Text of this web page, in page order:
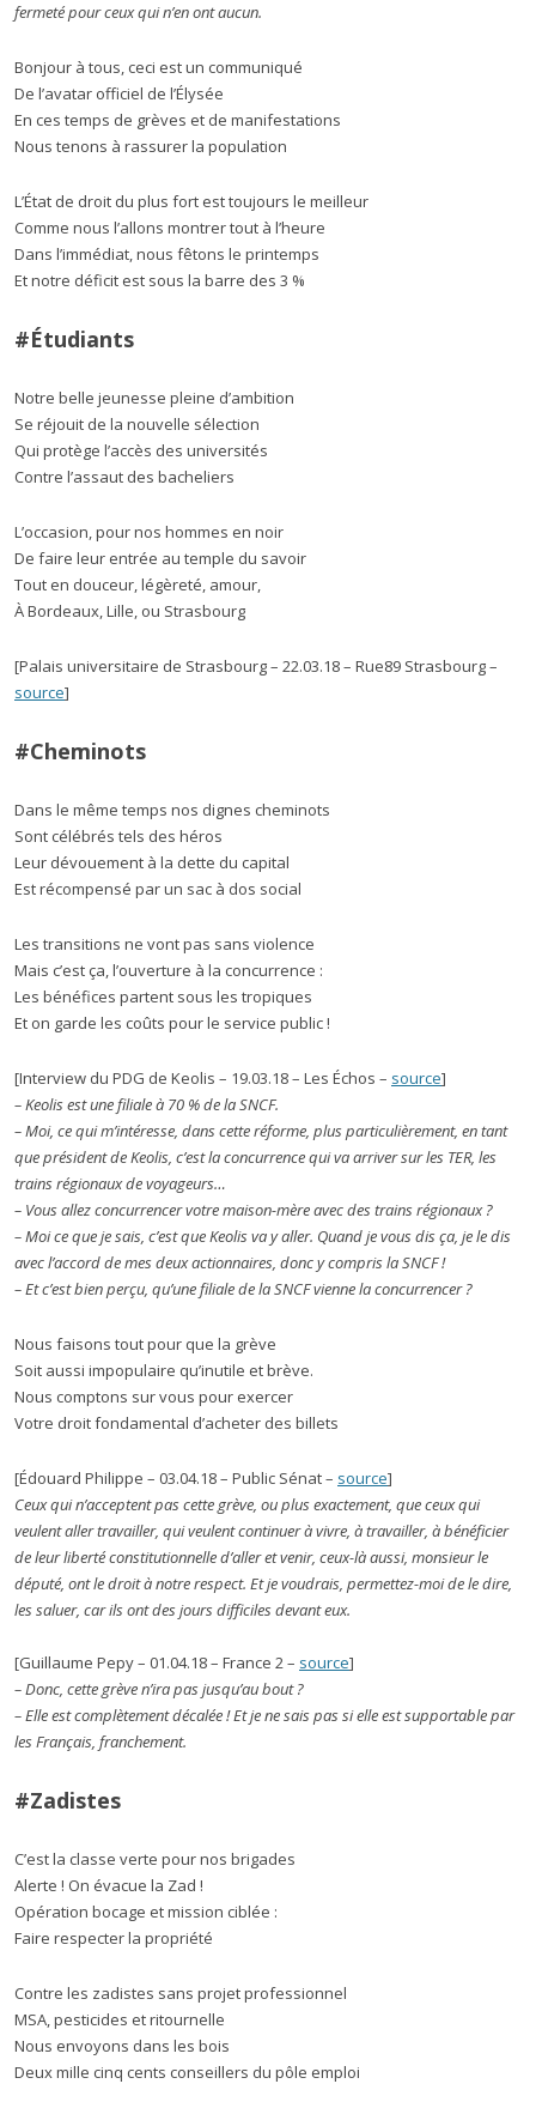
fermeté pour ceux qui n’en ont aucun.
Bonjour à tous, ceci est un communiqué
De l’avatar officiel de l’Élysée
En ces temps de grèves et de manifestations
Nous tenons à rassurer la population
L’État de droit du plus fort est toujours le meilleur
Comme nous l’allons montrer tout à l’heure
Dans l’immédiat, nous fêtons le printemps
Et notre déficit est sous la barre des 3 %
#Étudiants
Notre belle jeunesse pleine d’ambition
Se réjouit de la nouvelle sélection
Qui protège l’accès des universités
Contre l’assaut des bacheliers
L’occasion, pour nos hommes en noir
De faire leur entrée au temple du savoir
Tout en douceur, légèreté, amour,
À Bordeaux, Lille, ou Strasbourg
[Palais universitaire de Strasbourg – 22.03.18 – Rue89 Strasbourg –
source]
#Cheminots
Dans le même temps nos dignes cheminots
Sont célébrés tels des héros
Leur dévouement à la dette du capital
Est récompensé par un sac à dos social
Les transitions ne vont pas sans violence
Mais c’est ça, l’ouverture à la concurrence :
Les bénéfices partent sous les tropiques
Et on garde les coûts pour le service public !
[Interview du PDG de Keolis – 19.03.18 – Les Échos – source]
– Keolis est une filiale à 70 % de la SNCF.
– Moi, ce qui m’intéresse, dans cette réforme, plus particulièrement, en tant
que président de Keolis, c’est la concurrence qui va arriver sur les TER, les
trains régionaux de voyageurs…
– Vous allez concurrencer votre maison-mère avec des trains régionaux ?
– Moi ce que je sais, c’est que Keolis va y aller. Quand je vous dis ça, je le dis
avec l’accord de mes deux actionnaires, donc y compris la SNCF !
– Et c’est bien perçu, qu’une filiale de la SNCF vienne la concurrencer ?
Nous faisons tout pour que la grève
Soit aussi impopulaire qu’inutile et brève.
Nous comptons sur vous pour exercer
Votre droit fondamental d’acheter des billets
[Édouard Philippe – 03.04.18 – Public Sénat – source]
Ceux qui n’acceptent pas cette grève, ou plus exactement, que ceux qui
veulent aller travailler, qui veulent continuer à vivre, à travailler, à bénéficier
de leur liberté constitutionnelle d’aller et venir, ceux-là aussi, monsieur le
député, ont le droit à notre respect. Et je voudrais, permettez-moi de le dire,
les saluer, car ils ont des jours difficiles devant eux.
[Guillaume Pepy – 01.04.18 – France 2 – source]
– Donc, cette grève n’ira pas jusqu’au bout ?
– Elle est complètement décalée ! Et je ne sais pas si elle est supportable par
les Français, franchement.
#Zadistes
C’est la classe verte pour nos brigades
Alerte ! On évacue la Zad !
Opération bocage et mission ciblée :
Faire respecter la propriété
Contre les zadistes sans projet professionnel
MSA, pesticides et ritournelle
Nous envoyons dans les bois
Deux mille cinq cents conseillers du pôle emploi